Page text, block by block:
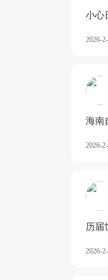
小心
2026-
海南
2026-
历届
2026-